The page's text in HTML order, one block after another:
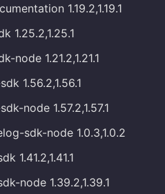
1.19.2,1.19.1
1.25.2,1.25.1
node 1.21.2,1.21.1
1.56.2,1.56.1
node 1.57.2,1.57.1
sdk-node 1.0.3,1.0.2
1.41.2,1.41.1
node 1.39.2,1.39.1